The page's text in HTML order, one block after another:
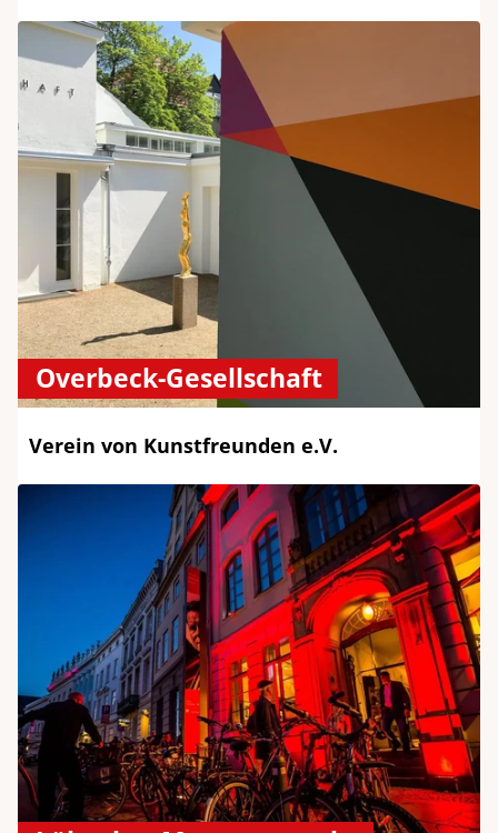
Overbeck-Gesellschaft
Verein von Kunstfreunden e.V.